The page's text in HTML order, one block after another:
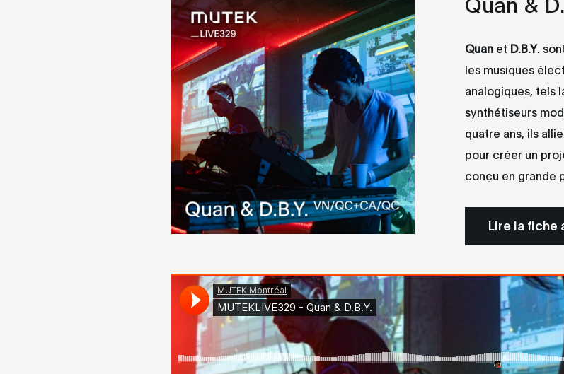
Quan et D.B.Y.
les musiques
analogiques, tels
synthétiseurs
quatre ans, ils
pour créer un
conçu en grande
Lire la fiche